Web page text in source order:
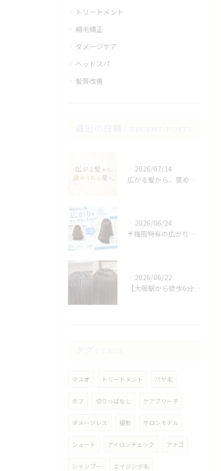
トリートメント
縮毛矯正
ダメージケア
ヘッドスパ
髪質改善
2026/07/14
広がる髪から、褒められる髪へ。
2026/06/24
☔️梅雨特有の広がり、諦めていませんか？☔️
2026/06/22
【大阪駅から徒歩6分】縮毛矯正専門店の美容院で叶える梅雨のうねり対策
マスオ トリートメント パヤ毛
ボブ 切りっぱなし ケアブリーチ
ダメージレス 撮影 サロンモデル
ショート アイロンチェック アナゴ
シャンプー エイジング毛